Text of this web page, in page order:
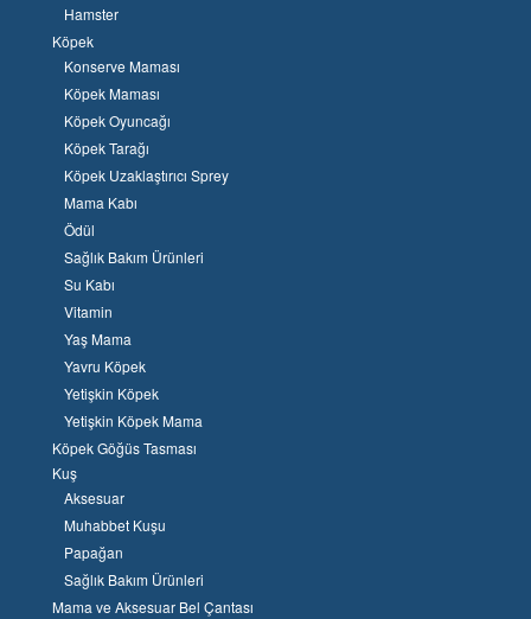
Hamster
Köpek
Konserve Maması
Köpek Maması
Köpek Oyuncağı
Köpek Tarağı
Köpek Uzaklaştırıcı Sprey
Mama Kabı
Ödül
Sağlık Bakım Ürünleri
Su Kabı
Vitamin
Yaş Mama
Yavru Köpek
Yetişkin Köpek
Yetişkin Köpek Mama
Köpek Göğüs Tasması
Kuş
Aksesuar
Muhabbet Kuşu
Papağan
Sağlık Bakım Ürünleri
Mama ve Aksesuar Bel Çantası